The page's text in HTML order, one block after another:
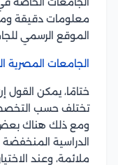
معلومات دقيقة
الموقع الرسمي
الجامعات المصرية
ختامًا، يمكن
تختلف حسب التخصص
ومع ذلك هناك بعض
الدراسية
ملائمة، وعند